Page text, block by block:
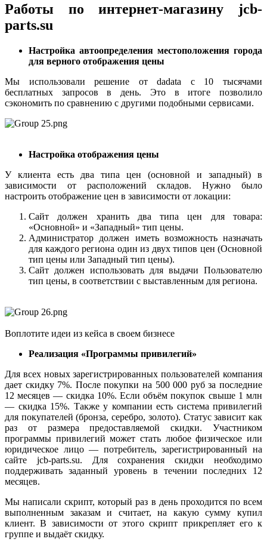
Работы по интернет-магазину jcb-
parts.su
Настройка автоопределения местоположения города
для верного отображения цены
Мы использовали решение от dadata с 10 тысячами
бесплатных запросов в день. Это в итоге позволило
сэкономить по сравнению с другими подобными сервисами.
Настройка отображения цены
У клиента есть два типа цен (основной и западный) в
зависимости от расположений складов. Нужно было
настроить отображение цен в зависимости от локации:
Сайт должен хранить два типа цен для товара:
«Основной» и «Западный» тип цены.
Администратор должен иметь возможность назначать
для каждого региона один из двух типов цен (Основной
тип цены или Западный тип цены).
Сайт должен использовать для выдачи Пользователю
тип цены, в соответствии с выставленным для региона.
Воплотите идеи из кейса в своем бизнесе
Реализация «Программы привилегий»
Для всех новых зарегистрированных пользователей компания
дает скидку 7%. После покупки на 500 000 руб за последние
12 месяцев — скидка 10%. Если объём покупок свыше 1 млн
— скидка 15%. Также у компании есть система привилегий
для покупателей (бронза, серебро, золото). Статус зависит как
раз от размера предоставляемой скидки. Участником
программы привилегий может стать любое физическое или
юридическое лицо — потребитель, зарегистрированный на
сайте jcb-parts.su. Для сохранения скидки необходимо
поддерживать заданный уровень в течении последних 12
месяцев.
Мы написали скрипт, который раз в день проходится по всем
выполненным заказам и считает, на какую сумму купил
клиент. В зависимости от этого скрипт прикрепляет его к
группе и выдаёт скидку.